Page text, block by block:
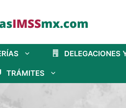
DELEGACIONES
TRÁMITES